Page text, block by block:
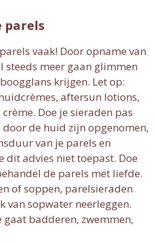
parels
vaak! Door opname van
steeds meer gaan glimmen
krijgen. Let op:
aftersun lotions,
Doe je sieraden pas
de huid zijn opgenomen,
van je parels en
dit advies niet toepast. Doe
de parels met liefde.
of soppen, parelsieraden
van sopwater neerleggen.
badderen, zwemmen,